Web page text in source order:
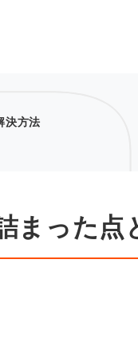
決方法
まった点